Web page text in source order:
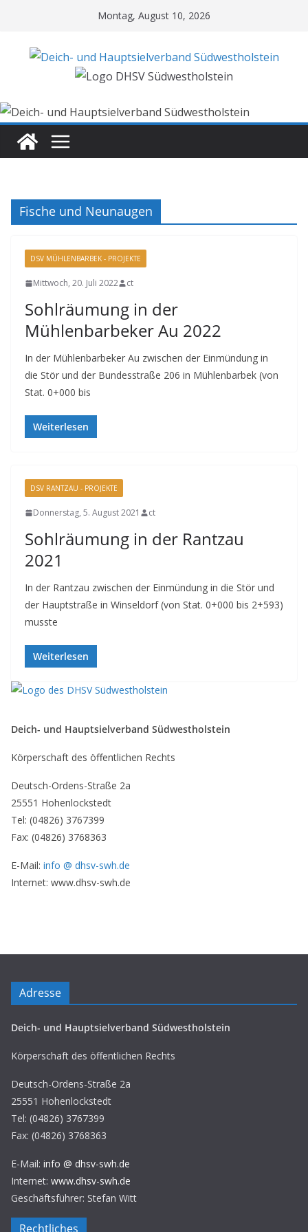
springen
Montag, August 10, 2026
Fische und Neunaugen
DSV MÜHLENBARBEK - PROJEKTE
Mittwoch, 20. Juli 2022 ct
Sohlräumung in der
Mühlenbarbeker Au 2022
In der Mühlenbarbeker Au zwischen der Einmündung in
die Stör und der Bundesstraße 206 in Mühlenbarbek (von
Stat. 0+000 bis
Weiterlesen
DSV RANTZAU - PROJEKTE
Donnerstag, 5. August 2021 ct
Sohlräumung in der Rantzau
2021
In der Rantzau zwischen der Einmündung in die Stör und
der Hauptstraße in Winseldorf (von Stat. 0+000 bis 2+593)
musste
Weiterlesen
Deich- und Hauptsielverband Südwestholstein
Körperschaft des öffentlichen Rechts
Deutsch-Ordens-Straße 2a
25551 Hohenlockstedt
Tel: (04826) 3767399
Fax: (04826) 3768363
E-Mail: info @ dhsv-swh.de
Internet: www.dhsv-swh.de
Adresse
Deich- und Hauptsielverband Südwestholstein
Körperschaft des öffentlichen Rechts
Deutsch-Ordens-Straße 2a
25551 Hohenlockstedt
Tel: (04826) 3767399
Fax: (04826) 3768363
E-Mail: info @ dhsv-swh.de
Internet: www.dhsv-swh.de
Geschäftsführer: Stefan Witt
Rechtliches